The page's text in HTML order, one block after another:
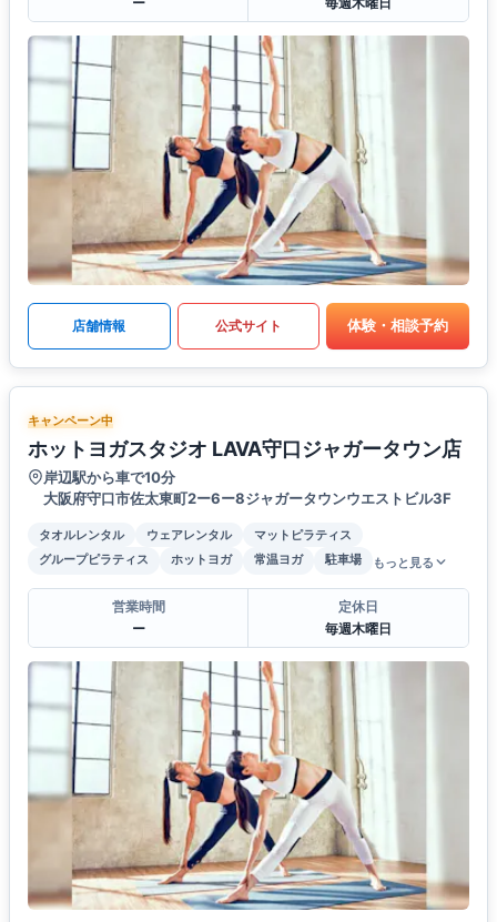
店舗情報 公式サイト 体験・相談予約
キャンペーン中
ホットヨガスタジオ LAVA守口ジャガータウン店
岸辺駅から車で10分
大阪府守口市佐太東町2ー6ー8ジャガータウンウエストビル3F
タオルレンタル ウェアレンタル
マットピラティス
グループピラティス
ホットヨガ 常温ヨガ 駐車場 もっと見る
営業時間
ー
定休日
毎週木曜日